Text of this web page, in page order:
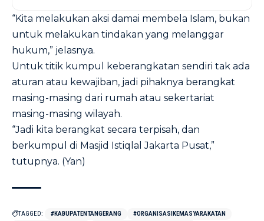
“Kita melakukan aksi damai membela Islam, bukan
untuk melakukan tindakan yang melanggar
hukum,” jelasnya.
Untuk titik kumpul keberangkatan sendiri tak ada
aturan atau kewajiban, jadi pihaknya berangkat
masing-masing dari rumah atau sekertariat
masing-masing wilayah.
“Jadi kita berangkat secara terpisah, dan
berkumpul di Masjid Istiqlal Jakarta Pusat,”
tutupnya. (Yan)
TAGGED: #KABUPATENTANGERANG
#ORGANISASIKEMASYARAKATAN